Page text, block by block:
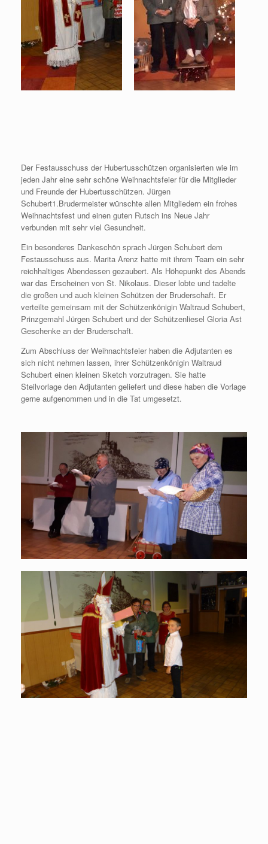
Der Festausschuss der Hubertusschützen organisierten wie im
jeden Jahr eine sehr schöne Weihnachtsfeier für die Mitglieder
und Freunde der Hubertusschützen. Jürgen
Schubert1.Brudermeister wünschte allen Mitgliedern ein frohes
Weihnachtsfest und einen guten Rutsch ins Neue Jahr
verbunden mit sehr viel Gesundheit.
Ein besonderes Dankeschön sprach Jürgen Schubert dem
Festausschuss aus. Marita Arenz hatte mit ihrem Team ein sehr
reichhaltiges Abendessen gezaubert. Als Höhepunkt des Abends
war das Erscheinen von St. Nikolaus. Dieser lobte und tadelte
die großen und auch kleinen Schützen der Bruderschaft. Er
verteilte gemeinsam mit der Schützenkönigin Waltraud Schubert,
Prinzgemahl Jürgen Schubert und der Schützenliesel Gloria Ast
Geschenke an der Bruderschaft.
Zum Abschluss der Weihnachtsfeier haben die Adjutanten es
sich nicht nehmen lassen, ihrer Schützenkönigin Waltraud
Schubert einen kleinen Sketch vorzutragen. Sie hatte
Steilvorlage den Adjutanten geliefert und diese haben die Vorlage
gerne aufgenommen und in die Tat umgesetzt.